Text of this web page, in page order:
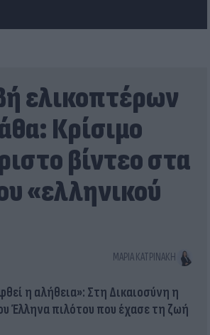
ελικοπτέρων
Κρίσιμο
βίντεο στα
«ελληνικού
ΜΑΡΊΑ ΚΑΤΡΙΝΆΚΗ
η αλήθεια»: Στη Δικαιοσύνη η
Έλληνα πιλότου που έχασε τη ζωή